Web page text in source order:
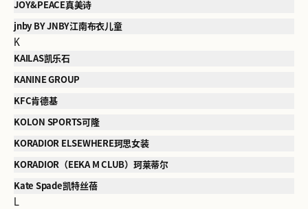
JOY&PEACE真美诗
jnby BY JNBY江南布衣儿童
K
KAILAS凯乐石
KANINE GROUP
KFC肯德基
KOLON SPORTS可隆
KORADIOR ELSEWHERE珂思女装
KORADIOR（EEKA M CLUB）珂莱蒂尔
Kate Spade凯特丝蓓
L